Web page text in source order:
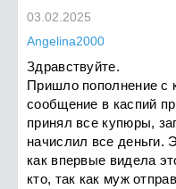
03.02.2025
Angelina2000
Здравствуйте.
Пришло пополнение с
сообщение в каспий
принял все купюры,
начислил все деньги.
как впервые видела
кто, так как муж